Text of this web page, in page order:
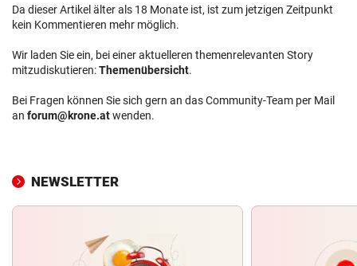
Da dieser Artikel älter als 18 Monate ist, ist zum jetzigen Zeitpunkt
kein Kommentieren mehr möglich.
Wir laden Sie ein, bei einer aktuelleren themenrelevanten Story
mitzudiskutieren:Themenübersicht.
Bei Fragen können Sie sich gern an das Community-Team per Mail
an forum@krone.atwenden.
NEWSLETTER